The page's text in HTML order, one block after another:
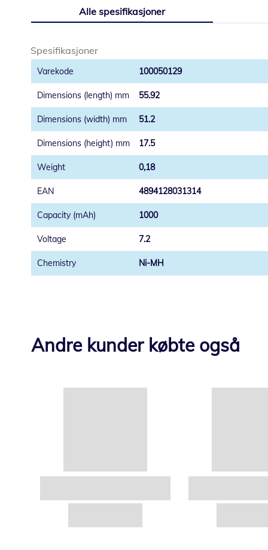
av
Alle spesifikasjoner
Spesifikasjoner
100050129
55.92
51.2
17.5
0,18
4894128031314
1000
7.2
Ni-MH
Andre kunder købte også